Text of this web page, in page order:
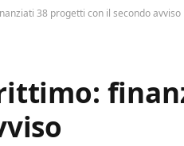
38 progetti con il secondo avviso